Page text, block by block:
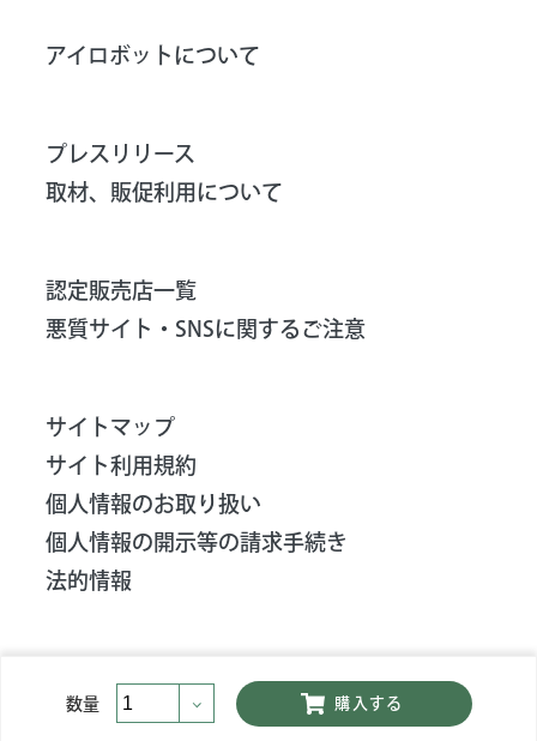
数量
アイロボットについて
プレスリリース
取材、販促利用について
認定販売店一覧
悪質サイト・SNSに関するご注意
サイトマップ
サイト利用規約
個人情報のお取り扱い
個人情報の開示等の請求手続き
法的情報